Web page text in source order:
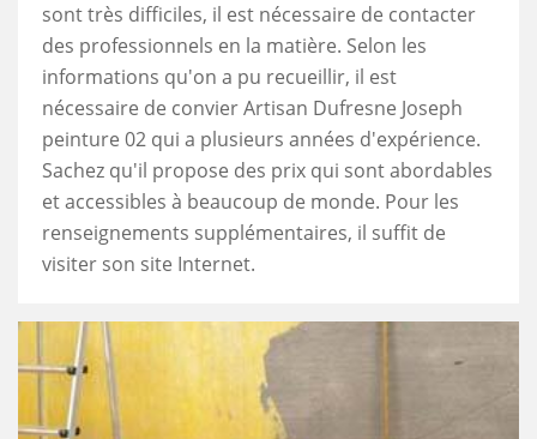
sont très difficiles, il est nécessaire de contacter
des professionnels en la matière. Selon les
informations qu'on a pu recueillir, il est
nécessaire de convier Artisan Dufresne Joseph
peinture 02 qui a plusieurs années d'expérience.
Sachez qu'il propose des prix qui sont abordables
et accessibles à beaucoup de monde. Pour les
renseignements supplémentaires, il suffit de
visiter son site Internet.